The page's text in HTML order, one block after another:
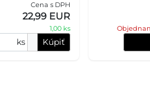
Cena s DPH
22,99 EUR
1,00 ks
ks Kúpiť